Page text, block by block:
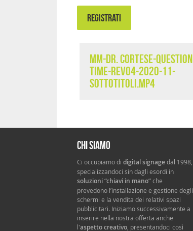
REGISTRATI
MM-Dr. Cortese-Question
Time-rev04-2020-11-
sottotitoli.mp4
Chi siamo
Ci occupiamo di digital signagedal 1998,
specializzandoci sin dagli esordi in
soluzioni “chiavi in mano”che
prevedono l’installazione e gestione degli
schermi e la vendita dei relativi spazi
pubblicitari. Iniziamo successivamente a
inserire nella nostra offerta anche
l'aspetto creativo , presentandoci così